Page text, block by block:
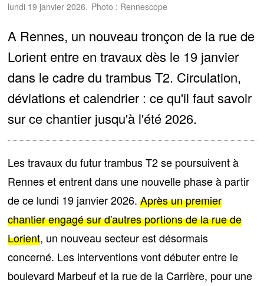
lundi 19 janvier 2026. Photo : Rennescope
A Rennes, un nouveau tronçon de la rue de
Lorient entre en travaux dès le 19 janvier
dans le cadre du trambus T2. Circulation,
déviations et calendrier : ce qu'il faut savoir
sur ce chantier jusqu'à l'été 2026.
Les travaux du futur trambus T2 se poursuivent à
Rennes et entrent dans une nouvelle phase à partir
de ce lundi 19 janvier 2026.Après un premier
chantier engagé sur d'autres portions de la rue de
Lorient, un nouveau secteur est désormais
concerné. Les interventions vont débuterentre le
boulevard Marbeuf et la rue de la Carrière, pour une